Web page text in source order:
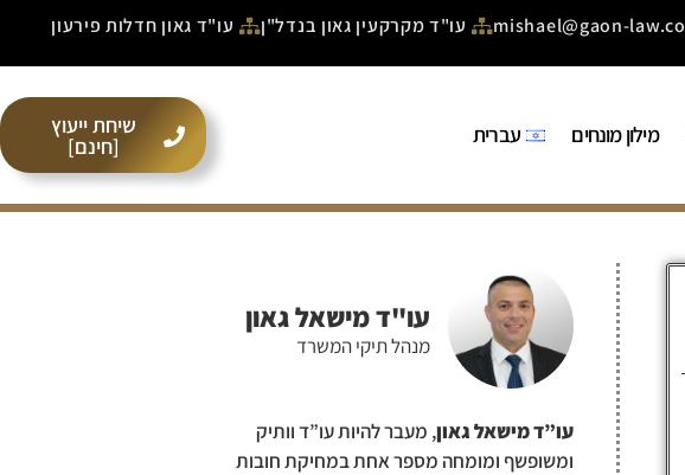
עו"ד מקרקעין גאון בנדל"ן עו"ד גאון חדלות פירעון
מילון מונחים עברית שיחת ייעוץ
[חינם]
עו"ד מישאל גאון
מנהל תיקי המשרד
עו”ד מישאל גאון, מעבר להיות עו”ד וותיק
ומשופשף ומומחה מספר אחת במחיקת חובות